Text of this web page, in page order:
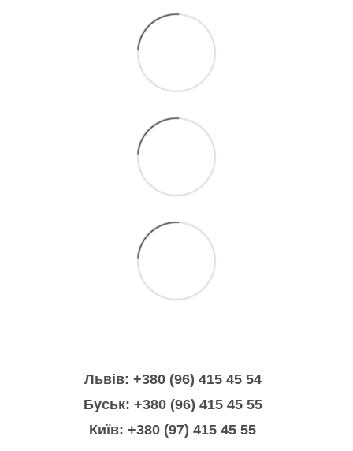
Львів: +380 (96) 415 45 54
Буськ: +380 (96) 415 45 55
Київ: +380 (97) 415 45 55